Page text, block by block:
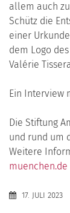
allem auch
Schütz die
einer
dem Logo
Valérie
Ein Interview
Die Stiftung
und rund um
Weitere
muenchen.de
17. JULI 2023